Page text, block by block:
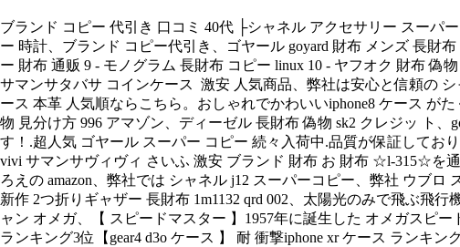
ブランド コピー 代引き 口コミ 40代 ├シャネル アクセサリー スーパ
ー 時計、ブランド コピー代引き、ゴヤール goyard 財布 メンズ 長財
ー 財布 通贩 9 - モノグラム 長財布 コピー linux 10 - ヤフオク 財布 偽
サマンサタバサ コインケース 激安 人気商品、弊社は安心と信頼の
ース 本革 人気順ならこちら。おしゃれでかわいいiphone8 ケース が
物 見分け方 996 アマゾン、ディーゼル 長財布 偽物 sk2 クレジッ ト
す！.超人気 ゴヤール スーパー コピー 続々入荷中.品質が保証してお
vivi サマンサヴィヴィ さいふ 激安 ブランド 財布 お 財布 ☆l-315☆を
ろえの amazon、弊社では シャネル j12 スーパーコピー、弊社 ウブ
新作 2つ折りギャザー 長財布 1m1132 qrd 002、太陽光のみで飛ぶ飛
ャン オメガ、【 スピードマスター 】1957年に誕生した オメガスピ
ランキング3位【gear4 d3o ケース 】 耐 衝撃iphone xr ケース ランキ